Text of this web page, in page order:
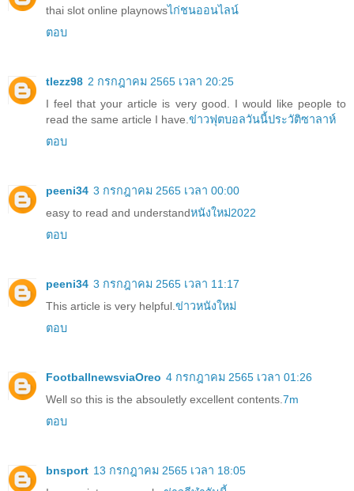
thai slot online playnowsไก่ชนออนไลน์
ตอบ
tlezz98 2 กรกฎาคม 2565 เวลา 20:25
I feel that your article is very good. I would like people to
read the same article I have. ข่าวฟุตบอลวันนี้ประวัติซาลาห์
ตอบ
peeni34 3 กรกฎาคม 2565 เวลา 00:00
easy to read and understandหนังใหม่2022
ตอบ
peeni34 3 กรกฎาคม 2565 เวลา 11:17
This article is very helpful. ข่าวหนังใหม่
ตอบ
FootballnewsviaOreo 4 กรกฎาคม 2565 เวลา 01:26
Well so this is the absouletly excellent contents. 7m
ตอบ
bnsport 13 กรกฎาคม 2565 เวลา 18:05